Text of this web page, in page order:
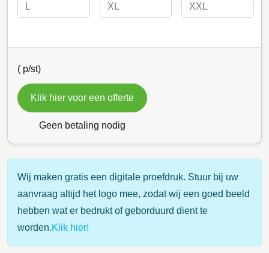
( p/st)
Klik hier voor een offerte
Geen betaling nodig
Wij maken gratis een digitale proefdruk. Stuur bij uw
aanvraag altijd het logo mee, zodat wij een goed beeld
hebben wat er bedrukt of geborduurd dient te
worden.Klik hier!